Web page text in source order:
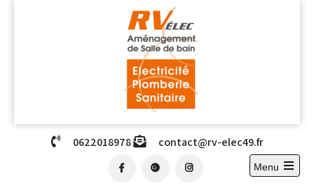
RVELEC
depuis 1366
0622018978
contact@rv-elec49.fr
Menu
Open